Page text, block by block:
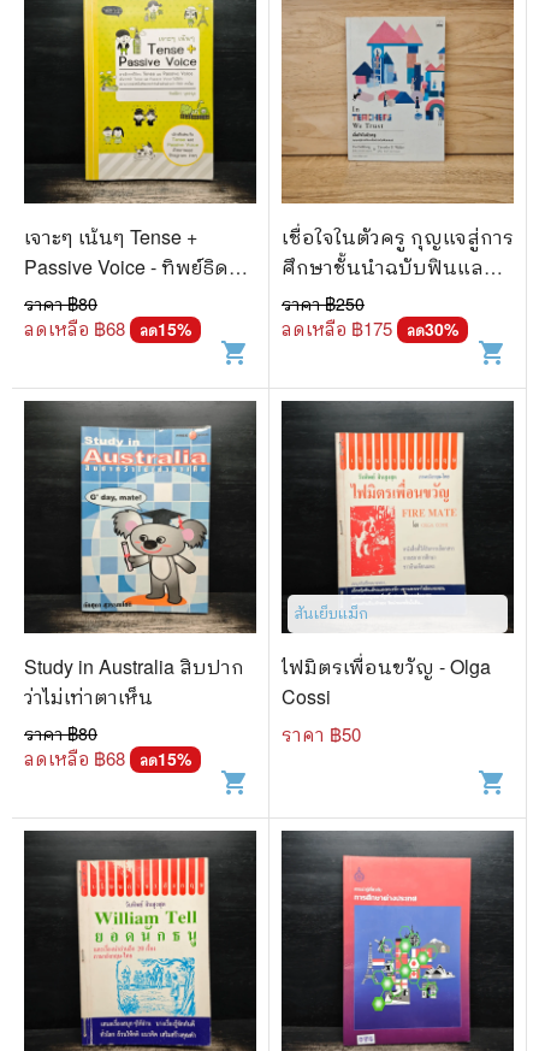
เจาะๆ เน้นๆ Tense +
Passive Voice - ทิพย์ธิดา
บุตรฉุย
ราคา ฿80
ลดเหลือ ฿68 ลด15%
shopping_cart
เชื่อใจในตัวครู กุญแจสู่การ
ศึกษาชั้นนำฉบับฟินแลนด์
- Pasi Sahlberg & Timothy
D. Walker
ราคา ฿250
ลดเหลือ ฿175 ลด30%
shopping_cart
Study in Australia สิบปาก
ว่าไม่เท่าตาเห็น
ราคา ฿80
ลดเหลือ ฿68 ลด15%
shopping_cart
สันเย็บแม็ก
ไฟมิตรเพื่อนขวัญ - Olga
Cossi
ราคา ฿50
shopping_cart